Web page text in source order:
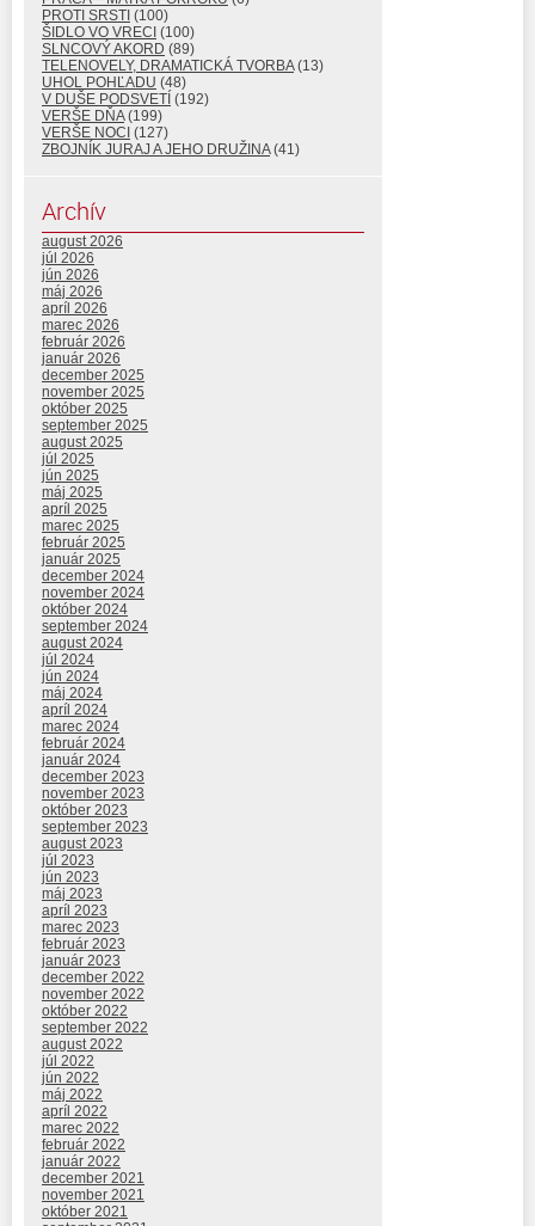
PROTI SRSTI (100)
ŠIDLO VO VRECI (100)
SLNCOVÝ AKORD (89)
TELENOVELY, DRAMATICKÁ TVORBA(13)
UHOL POHĽADU (48)
V DUŠE PODSVETÍ (192)
VERŠE DŇA(199)
VERŠE NOCI (127)
ZBOJNÍK JURAJ A JEHO DRUŽINA(41)
Archív
august 2026
júl 2026
jún 2026
máj 2026
apríl 2026
marec 2026
február 2026
január 2026
december 2025
november 2025
október 2025
september 2025
august 2025
júl 2025
jún 2025
máj 2025
apríl 2025
marec 2025
február 2025
január 2025
december 2024
november 2024
október 2024
september 2024
august 2024
júl 2024
jún 2024
máj 2024
apríl 2024
marec 2024
február 2024
január 2024
december 2023
november 2023
október 2023
september 2023
august 2023
júl 2023
jún 2023
máj 2023
apríl 2023
marec 2023
február 2023
január 2023
december 2022
november 2022
október 2022
september 2022
august 2022
júl 2022
jún 2022
máj 2022
apríl 2022
marec 2022
február 2022
január 2022
december 2021
november 2021
október 2021